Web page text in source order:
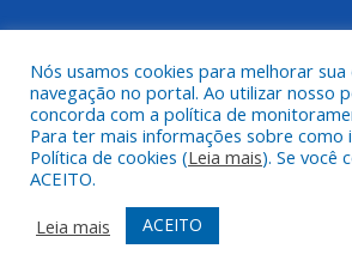
Todos os direitos reservados a Câmara
Mapa do Site
Acessar Área
Acessar Webmail
Nós usamos cookies para melhorar sua
navegação no portal. Ao utilizar nosso
concorda com a política de
Para ter mais informações sobre como
Política de cookies (Leia mais). Se você
ACEITO.
Leia mais
ACEITO